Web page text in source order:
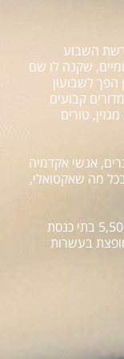
פרשת השבוע
שקנה לו שם
לשבועון
קבועים
טורים
אנשי אקדמיה
בכל מה שאקטואלי,
השבועון מופץ בעשרות אלפי עותקים בכ-5,500 בתי כנסת
בעשרות